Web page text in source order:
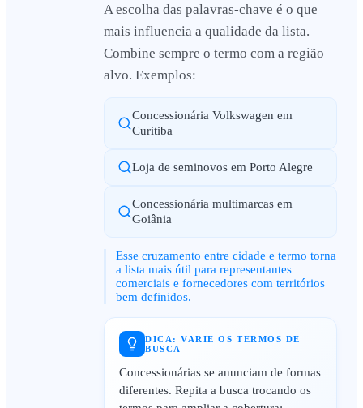
A escolha das palavras-chave é o que
mais influencia a qualidade da lista.
Combine sempre o termo com a região
alvo. Exemplos:
Concessionária Volkswagen em
Curitiba
Loja de seminovos em Porto Alegre
Concessionária multimarcas em
Goiânia
Esse cruzamento entre cidade e termo torna
a lista mais útil para representantes
comerciais e fornecedores com territórios
bem definidos.
DICA: VARIE OS TERMOS DE
BUSCA
Concessionárias se anunciam de formas
diferentes. Repita a busca trocando os